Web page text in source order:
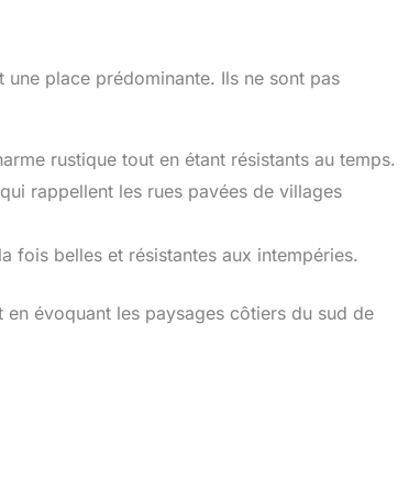
une place prédominante. Ils ne sont pas
rustique tout en étant résistants au temps.
rappellent les rues pavées de villages
fois belles et résistantes aux intempéries.
évoquant les paysages côtiers du sud de